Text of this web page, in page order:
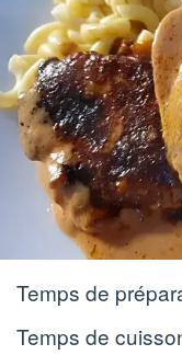
Temps de
Temps de